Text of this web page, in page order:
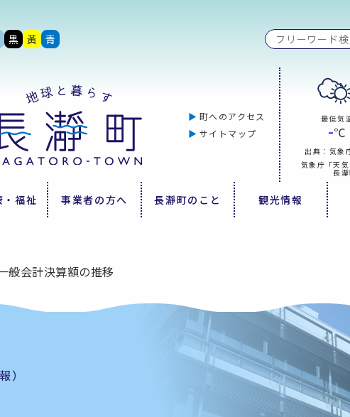
黒 黃 青
町へのアクセス
サイトマップ
最低気
-℃
出典：気象
気象庁「天
長
・福祉 事業者の方へ 長瀞町のこと 観光情報
般会計決算額の推移
）